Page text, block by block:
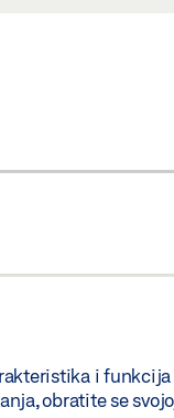
i
obratite se